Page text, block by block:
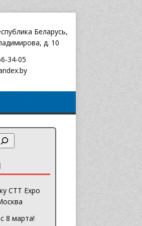
Беларусь,
д. 10
34-05
CTT Expo
8 марта!